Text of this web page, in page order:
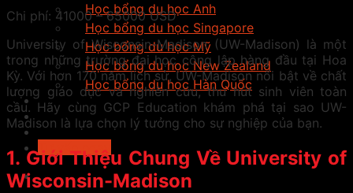
Học bổng du học Anh
Học bổng du học Singapore
Học bổng du học Mỹ
Học bổng du học New Zealand
Học bổng du học Hàn Quốc
Tiếng anh du học
Tin Tức
Tìm trường
Tư vấn ngay
Chi phí: 41000 – 65000 USD
University of Wisconsin-Madison (UW-Madison) là một
trong những trường đại học công lập hàng đầu tại Hoa
Kỳ. Với hơn 170 năm lịch sử, UW-Madison nổi bật về chất
lượng giáo dục và nghiên cứu, thu hút sinh viên toàn
cầu. Hãy cùng GCP Education khám phá tại sao UW-
Madison là lựa chọn lý tưởng cho sự nghiệp của bạn.
1. Giới Thiệu Chung Về University of
Wisconsin-Madison